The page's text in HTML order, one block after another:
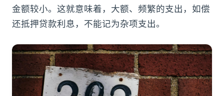
金额较小。这就意味着，大额、频繁的支出，如偿
还抵押贷款利息，不能记为杂项支出。